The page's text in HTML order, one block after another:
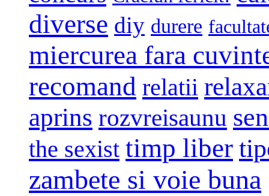
diverse diy durere
miercurea fara
recomand relatii
aprins rozvreisaunu
the sexist timp liber
zambete si voie buna